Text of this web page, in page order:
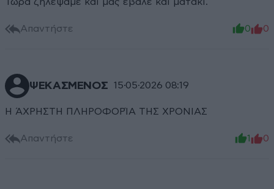
Απαντήστε 0 0
ΨΕΚΑΣΜΕΝΟΣ 15·05·2026 08:19
Η ΆΧΡΗΣΤΗ ΠΛΗΡΟΦΟΡΊΑ ΤΗΣ ΧΡΟΝΙΑΣ
Απαντήστε 1 0